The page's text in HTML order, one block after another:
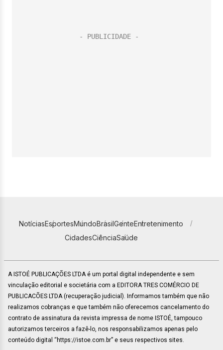
NotíciasEsportesMundoBrasilGenteEntretenimento
CidadesCiênciaSaúde
A ISTOÉ PUBLICAÇÕES LTDA é um portal digital independente e sem
vinculação editorial e societária com a EDITORA TRES COMÉRCIO DE
PUBLICACÕES LTDA (recuperação judicial). Informamos também que não
realizamos cobranças e que também não oferecemos cancelamento do
contrato de assinatura da revista impressa de nome ISTOÉ, tampouco
autorizamos terceiros a fazê-lo, nos responsabilizamos apenas pelo
conteúdo digital “https://istoe.com.br” e seus respectivos sites.